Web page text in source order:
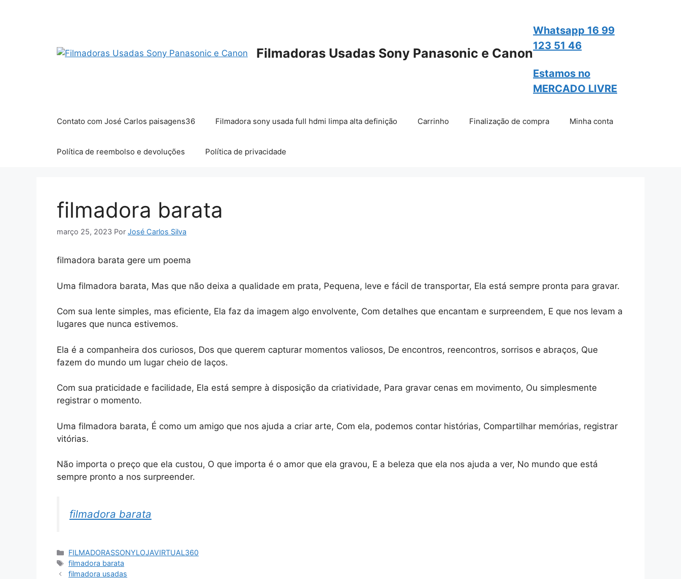
Filmadoras Usadas Sony Panasonic e Canon
Whatsapp 16 99
123 51 46
Estamos no
MERCADO LIVRE
Contato com José Carlos paisagens36 Filmadora sony usada full hdmi limpa alta definição Carrinho Finalização de compra Minha conta
Política de reembolso e devoluções Política de privacidade
filmadora barata
março 25, 2023 Por José Carlos Silva
filmadora barata gere um poema
Uma filmadora barata, Mas que não deixa a qualidade em prata, Pequena, leve e fácil de transportar, Ela está sempre pronta para gravar.
Com sua lente simples, mas eficiente, Ela faz da imagem algo envolvente, Com detalhes que encantam e surpreendem, E que nos levam a
lugares que nunca estivemos.
Ela é a companheira dos curiosos, Dos que querem capturar momentos valiosos, De encontros, reencontros, sorrisos e abraços, Que
fazem do mundo um lugar cheio de laços.
Com sua praticidade e facilidade, Ela está sempre à disposição da criatividade, Para gravar cenas em movimento, Ou simplesmente
registrar o momento.
Uma filmadora barata, É como um amigo que nos ajuda a criar arte, Com ela, podemos contar histórias, Compartilhar memórias, registrar
vitórias.
Não importa o preço que ela custou, O que importa é o amor que ela gravou, E a beleza que ela nos ajuda a ver, No mundo que está
sempre pronto a nos surpreender.
filmadora barata
Categorias
FILMADORASSONYLOJAVIRTUAL360
Tags
filmadora barata
filmadora usadas